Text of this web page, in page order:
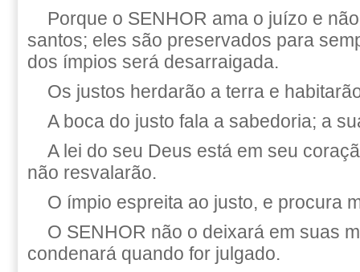
Porque o SENHOR ama o juízo e
santos; eles são preservados para
dos ímpios será desarraigada.
Os justos herdarão a terra e
A boca do justo fala a sabedoria; a
A lei do seu Deus está em seu
não resvalarão.
O ímpio espreita ao justo, e procura
O SENHOR não o deixará em suas
condenará quando for julgado.